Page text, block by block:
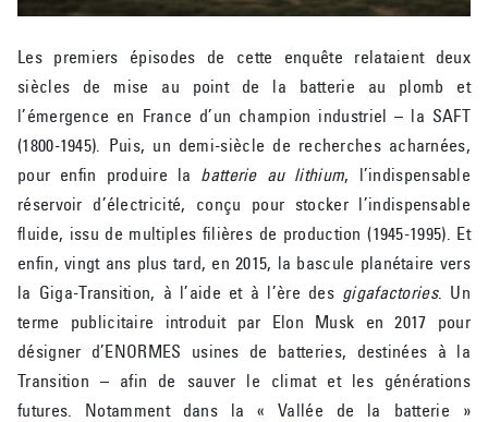
Les premiers épisodes de cette enquête relataient deux
siècles de mise au point de la batterie au plomb et
l’émergence en France d’un champion industriel – la SAFT
(1800-1945). Puis, un demi-siècle de recherches acharnées,
pour enfin produire la batterie au lithium, l’indispensable
réservoir d’électricité, conçu pour stocker l’indispensable
fluide, issu de multiples filières de production (1945-1995). Et
enfin, vingt ans plus tard, en 2015, la bascule planétaire vers
la Giga-Transition, à l’aide et à l’ère des gigafactories. Un
terme publicitaire introduit par Elon Musk en 2017 pour
désigner d’ENORMES usines de batteries, destinées à la
Transition – afin de sauver le climat et les générations
futures. Notamment dans la « Vallée de la batterie »